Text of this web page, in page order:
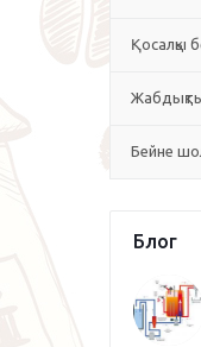
Қосалқы
Бейне
Блог